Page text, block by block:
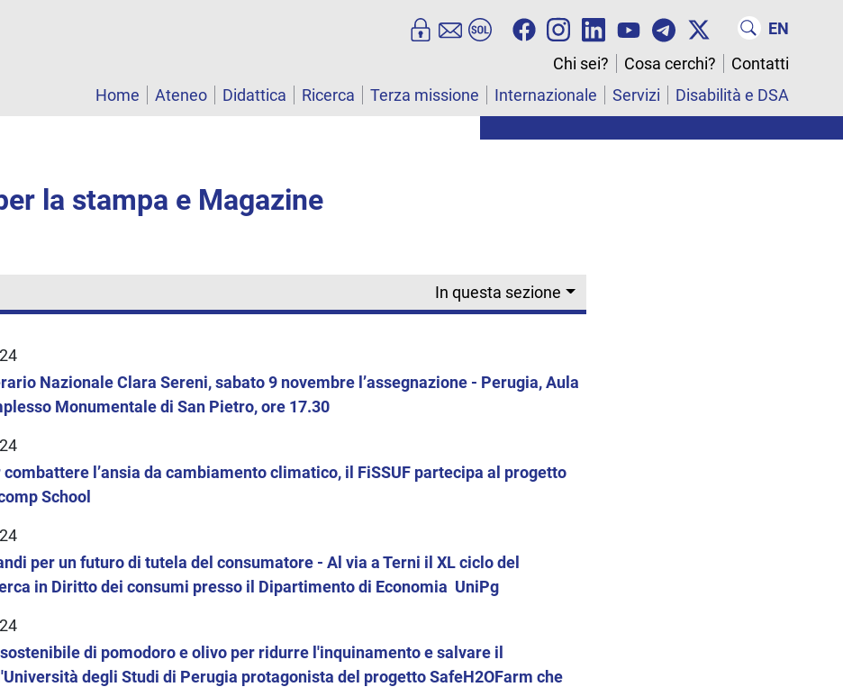
EN
Chi sei?
Cosa cerchi?
Contatti
Home
Ateneo Didattica Ricerca Terza missione Internazionale Servizi Disabilità e DSA
la stampa e Magazine
In questa sezione
Nazionale Clara Sereni, sabato 9 novembre l’assegnazione - Perugia, Aula
Monumentale di San Pietro, ore 17.30
l’ansia da cambiamento climatico, il FiSSUF partecipa al progetto
School
per un futuro di tutela del consumatore - Al via a Terni il XL ciclo del
in Diritto dei consumi presso il Dipartimento di Economia UniPg
di pomodoro e olivo per ridurre l'inquinamento e salvare il
degli Studi di Perugia protagonista del progetto SafeH2OFarm che